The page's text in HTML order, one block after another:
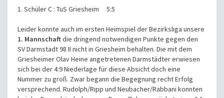
1. Schüler C : TuS Griesheim 5:5
Leider konnte auch im ersten Heimspiel der Bezirksliga unsere
1. Mannschaftdie dringend notwendigen Punkte gegen den
SV Darmstadt 98 II nicht in Griesheim behalten. Die mit dem
Griesheimer Olav Heine angetretenen Darmstädter erwiesen
sich bei der 4:9 Niederlage für diese Absicht doch eine
Nummer zu groß. Zwar begann die Begegnung recht Erfolg
versprechend. Rudolph/Ripp und Neubacher/Rabbani konnten